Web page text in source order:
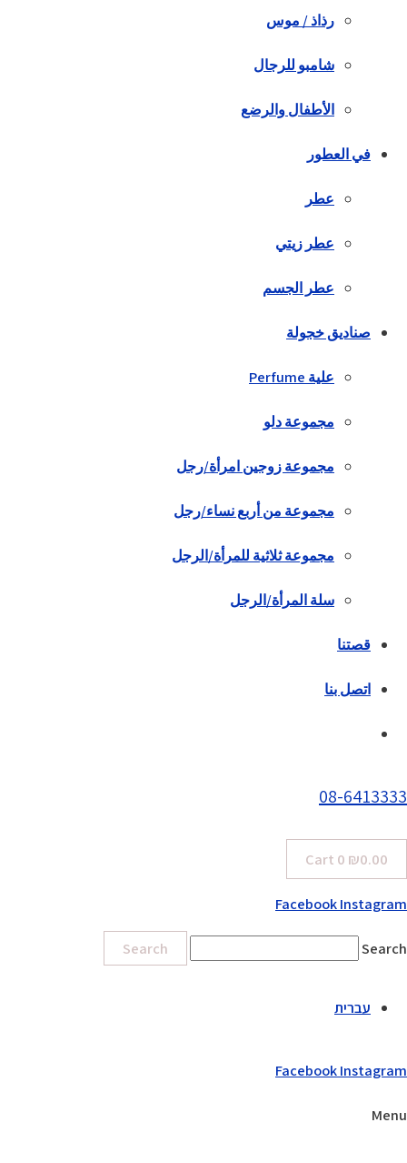
رذاذ / موس
شامبو للرجال
الأطفال والرضع
في العطور
عطر
عطر زيتي
عطر الجسم
صناديق خجولة
علية Perfume
مجموعة دلو
مجموعة زوجين امرأة/رجل
مجموعة من أربع نساء/رجل
مجموعة ثلاثية للمرأة/الرجل
سلة المرأة/الرجل
قصتنا
اتصل بنا
08-6413333
₪0.00
0
Cart
FacebookInstagram
Search
Search
עברית
FacebookInstagram
Menu